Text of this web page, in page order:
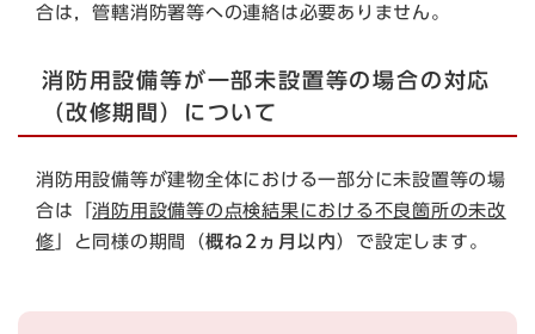
合は，管轄消防署等への連絡は必要ありません。
消防用設備等が一部未設置等の場合の対応
（改修期間）について
消防用設備等が建物全体における一部分に未設置等の場
合は「消防用設備等の点検結果における不良箇所の未改
修 」と同様の期間（概ね2ヵ月以内 ）で設定します。